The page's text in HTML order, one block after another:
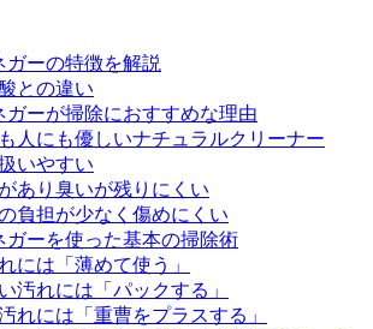
ガーの特徴を解説
との違い
ガーが掃除におすすめな理由
人にも優しいナチュラルクリーナー
いやすい
あり臭いが残りにくい
負担が少なく傷めにくい
ガーを使った基本の掃除術
には「薄めて使う」
汚れには「パックする」
れには「重曹をプラスする」